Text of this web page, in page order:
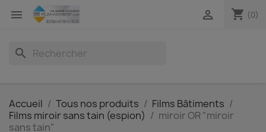
 shopping_cart (0)

search
Accueil Tous nos produits
Films Bâtiments
Films miroir sans tain (espion)
miroir OR "miroir
sans tain"